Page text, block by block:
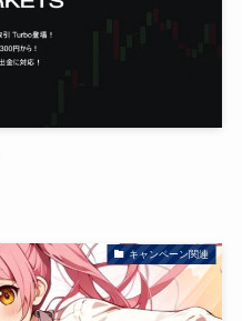
キャンペーン関連